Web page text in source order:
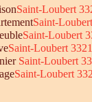
Saint-Loubert
Saint-
Saint-Loubert
Saint-Loubert
Saint-Loubert
Saint-Loubert